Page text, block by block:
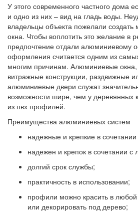
У этого современного частного дома
и одно из них – вид на гладь воды.
владельцы объекта пожелали
окна. Чтобы воплотить это желание в
предпочтение отдали алюминиевому
оформления считается одним из
многим причинам. Алюминиевые
витражные конструкции, раздвижные
алюминиевые двери служат
возможности шире, чем у деревянных
из пвх профилей.
Преимущества алюминиевых систем
надежные и крепкие в
надежен и крепок в сочетании с
долгий срок службы;
практичность в использовании;
профили можно красить в любой
или декорировать под дерево;